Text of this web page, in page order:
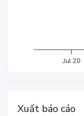
Jul 20
Xuất báo cáo